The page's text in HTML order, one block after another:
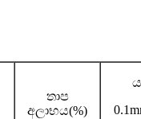
තාප
අලාභය(%)